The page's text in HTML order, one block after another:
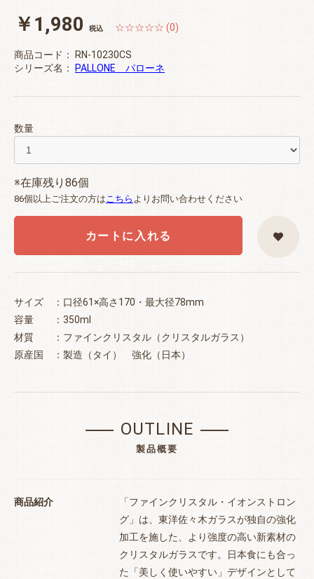
￥1,980 税込 ☆☆☆☆☆ (0)
商品コード：
RN-10230CS
シリーズ名：
PALLONE パローネ
数量
※在庫残り86個
86個以上ご注文の方はこちら よりお問い合わせください
カートに入れる
お買い物を続ける カートへ進む
サイズ ：口径61×高さ170・最大径78mm
容量 ：350ml
材質 ：ファインクリスタル（クリスタルガラス）
原産国 ：製造（タイ） 強化（日本）
OUTLINE
製品概要
商品紹介
「ファインクリスタル・イオンストロン
グ」は、東洋佐々木ガラスが独自の強化
加工を施した、より強度の高い新素材の
クリスタルガラスです。日本食にも合っ
た「美しく使いやすい」デザインとして